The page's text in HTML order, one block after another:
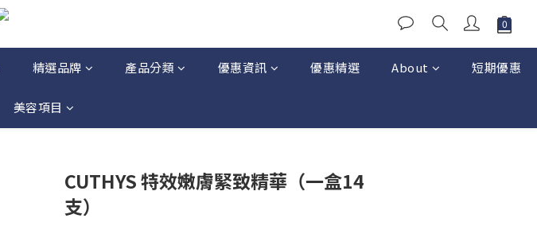
精選品牌 產品分類 優惠資訊 優惠精選 About 短期優惠
美容項目
CUTHYS 特效嫩膚緊致精華（一盒14
支）